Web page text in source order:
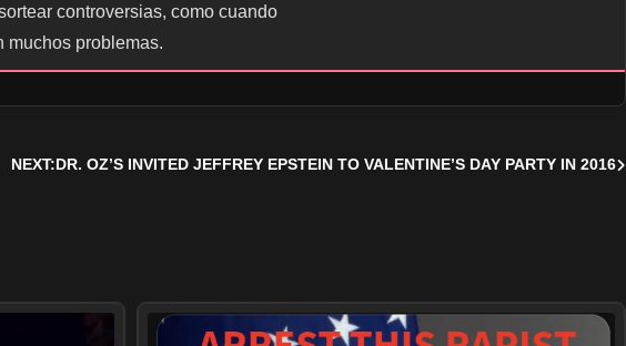
controversias, como cuando
muchos problemas.
NEXT: DR. OZ’S INVITED JEFFREY EPSTEIN TO VALENTINE’S DAY PARTY IN 2016